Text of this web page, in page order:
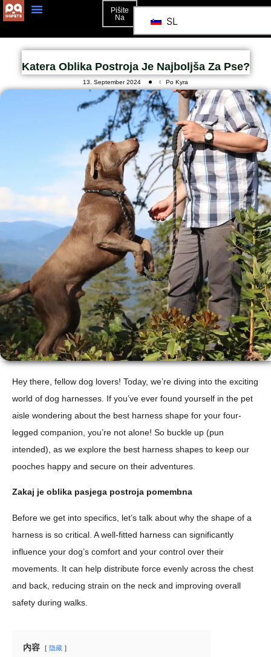
Pišite
Na
SL
Katera Oblika Postroja Je Najboljša Za Pse?
13. September 2024 Po Kyra
Hey there, fellow dog lovers! Today, we’re diving into the exciting
world of dog harnesses. If you’ve ever found yourself in the pet
aisle wondering about the best harness shape for your four-
legged companion, you’re not alone! So buckle up (pun
intended), as we explore the best harness shapes to keep our
pooches happy and secure on their adventures.
Zakaj je oblika pasjega postroja pomembna
Before we get into specifics, let’s talk about why the shape of a
harness is so critical. A well-fitted harness can significantly
influence your dog’s comfort and your control over their
movements. It can help distribute force evenly across the chest
and back, reducing strain on the neck and improving overall
safety during walks.
内容 隐藏